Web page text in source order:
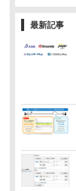
最新記事